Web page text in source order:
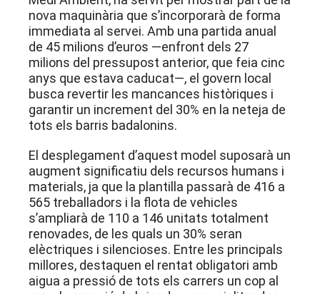
nova maquinària que s’incorporarà de forma
immediata al servei. Amb una partida anual
de 45 milions d’euros —enfront dels 27
milions del pressupost anterior, que feia cinc
anys que estava caducat—, el govern local
busca revertir les mancances històriques i
garantir un increment del 30% en la neteja de
tots els barris badalonins.
El desplegament d’aquest model suposarà un
augment significatiu dels recursos humans i
materials, ja que la plantilla passarà de 416 a
565 treballadors i la flota de vehicles
s’ampliarà de 110 a 146 unitats totalment
renovades, de les quals un 30% seran
elèctriques i silencioses. Entre les principals
millores, destaquen el rentat obligatori amb
aigua a pressió de tots els carrers un cop al